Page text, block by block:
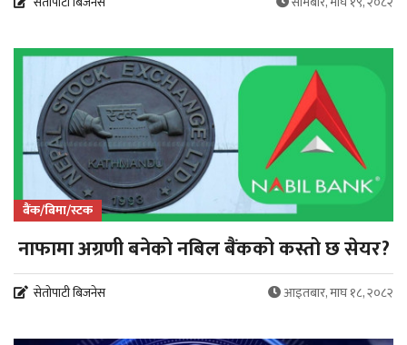
बैंक/बिमा/स्टक
नाफामा अग्रणी बनेको नबिल बैंकको कस्तो छ सेयर?
सेतोपाटी बिजनेस आइतबार, माघ १८, २०८२